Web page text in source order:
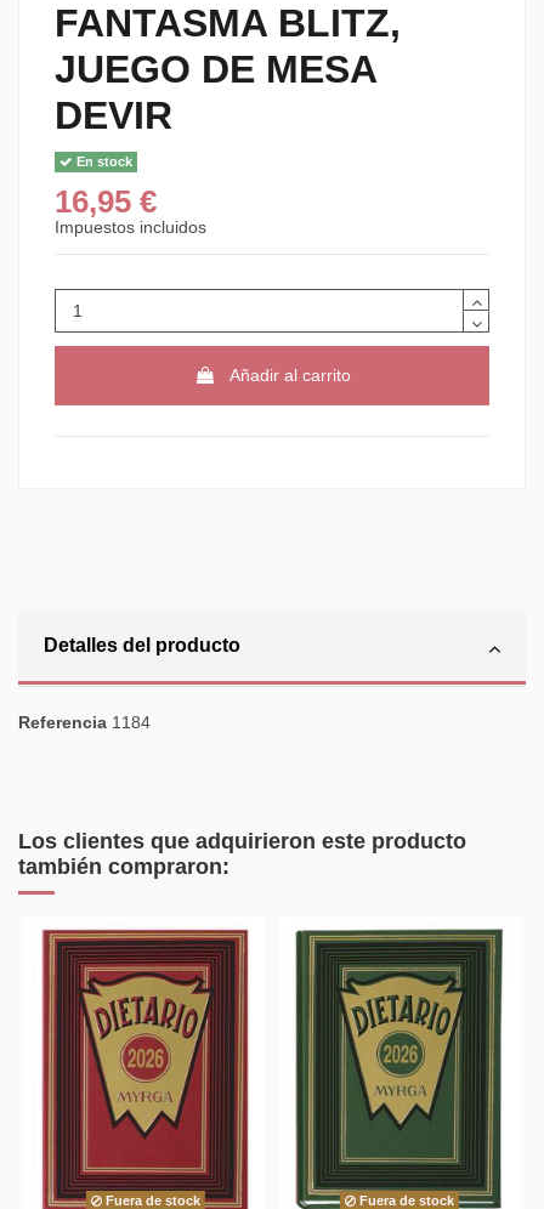
FANTASMA BLITZ,
JUEGO DE MESA
DEVIR
En stock
16,95 €
Impuestos incluidos
Añadir al carrito
Detalles del producto
Referencia 1184
Los clientes que adquirieron este producto
también compraron:
Fuera de stock Fuera de stock